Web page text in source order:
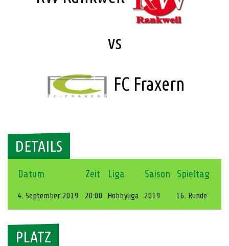
vs
FC Fraxern
DETAILS
Datum Zeit Liga Saison Spieltag
4. September 2019 20:00 Hobbyliga 2019 16. Runde
PLATZ